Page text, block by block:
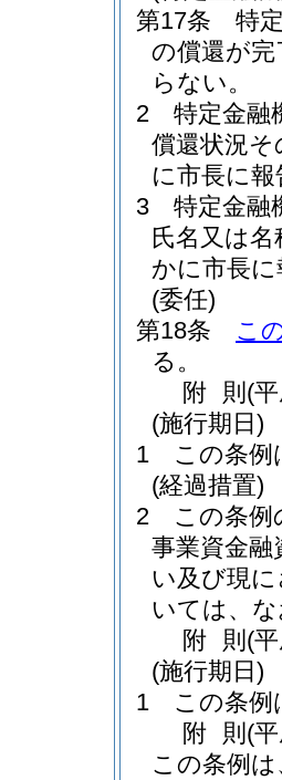
第17条
特
の償還が
らない。
2
特定金融
償還状況
に市長に
3
特定金融
氏名又は
かに市長
(委任)
第18条
こ
る。
附 則 (
(施行期日)
1
この条例
(経過措置)
2
この条例
事業資金
い及び現
いては、
附 則 (
(施行期日)
1
この条例
附 則 (
この条例